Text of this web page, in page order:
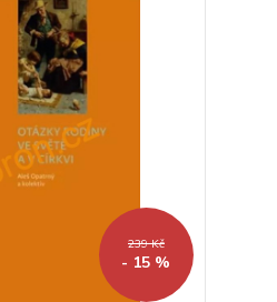
239 Kč
- 15 %